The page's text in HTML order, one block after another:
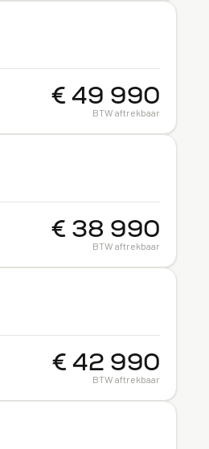
€ 49 990
BTW aftrekbaar
€ 38 990
BTW aftrekbaar
€ 42 990
BTW aftrekbaar